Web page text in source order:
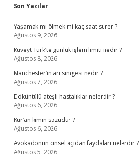
Sidebar
Son Yazılar
Yaşamak mı ölmek mi kaç saat sürer ?
Ağustos 9, 2026
Kuveyt Türk’te günlük işlem limiti nedir ?
Ağustos 8, 2026
Manchester’ın arı simgesi nedir ?
Ağustos 7, 2026
Döküntülü ateşli hastalıklar nelerdir ?
Ağustos 6, 2026
Kur’an kimin sözüdür ?
Ağustos 6, 2026
Avokadonun cinsel açıdan faydaları nelerdir ?
Ağustos 5, 2026